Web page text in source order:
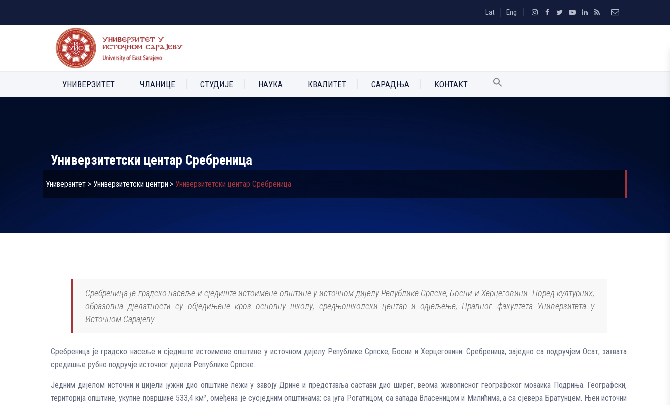
Lat Eng
УНИВЕРЗИТЕТ ЧЛАНИЦЕ СТУДИЈЕ НАУКА КВАЛИТЕТ САРАДЊА КОНТАКТ
Универзитетски центар Сребреница
Универзитет > Универзитетски центри > Универзитетски центар Сребреница
Сребреница је градско насеље и сједиште истоимене општине у источном дијелу Републике Српске, Босни и Херцеговини. Поред културних,
образовна дјелатности су обједињене кроз основну школу, средњошколски центар и одјељење, Правног факултета Универзитета у
Источном Сарајеву.
Сребреница је градско насеље и сједиште истоимене општине у источном дијелу Републике Српске, Босни и Херцеговини. Сребреница, заједно са подручјем Осат, захвата
средишње рубно подручје источног дијела Републике Српске.
Једним дијелом источни и цијели јужни дио општине лежи у завоју Дрине и представља састави дио ширег, веома живописног географског мозаика Подриња. Географски,
територија општине, укупне површине 533,4 км², омеђена је сусједним општинама: са југа Рогатицом, са запада Власеницом и Милићима, а са сјевера Братунцем. Њен источни